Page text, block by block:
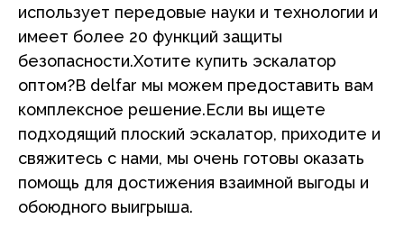
использует передовые науки и технологии и
имеет более 20 функций защиты
безопасности.Хотите купить эскалатор
оптом?В delfar мы можем предоставить вам
комплексное решение.Если вы ищете
подходящий плоский эскалатор, приходите и
свяжитесь с нами, мы очень готовы оказать
помощь для достижения взаимной выгоды и
обоюдного выигрыша.